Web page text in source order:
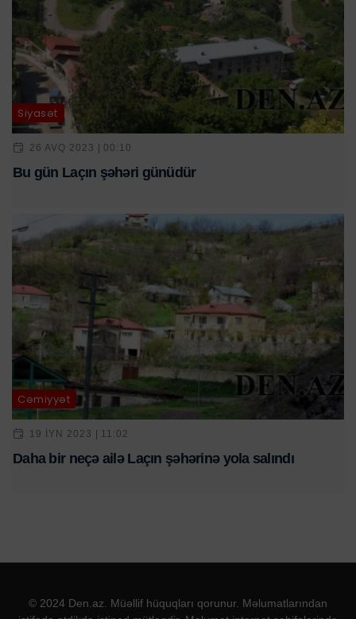
Siyasət
26 AVQ 2023 | 00:10
Bu gün Laçın şəhəri günüdür
Cəmiyyət
19 IYN 2023 | 11:02
Daha bir neçə ailə Laçın şəhərinə yola salındı
© 2024 Den.az. Müəllif hüquqları qorunur. Məlumatlarından